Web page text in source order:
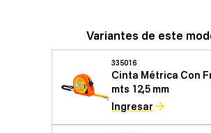
Variantes de este
335016
Cinta Métrica Con
mts 12,5 mm
Ingresar